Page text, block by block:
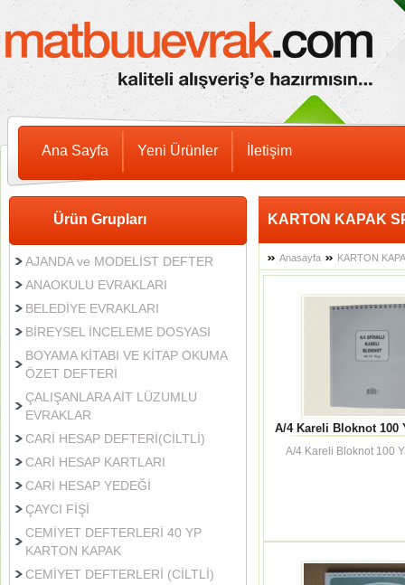
Ana Sayfa Yeni Ürünler İletişim
Ürün Grupları
AJANDA ve MODELİST DEFTER
ANAOKULU EVRAKLARI
BELEDİYE EVRAKLARI
BİREYSEL İNCELEME DOSYASI
BOYAMA KİTABI VE KİTAP OKUMA
ÖZET DEFTERİ
ÇALIŞANLARA AİT LÜZUMLU
EVRAKLAR
CARİ HESAP DEFTERİ(CİLTLİ)
CARİ HESAP KARTLARI
CARİ HESAP YEDEĞİ
ÇAYCI FİŞİ
CEMİYET DEFTERLERİ 40 YP
KARTON KAPAK
CEMİYET DEFTERLERİ (CİLTLİ)
KARTON KAPAK
Anasayfa KARTON
A/4 Kareli Bloknot 100
A/4 Kareli Bloknot 100